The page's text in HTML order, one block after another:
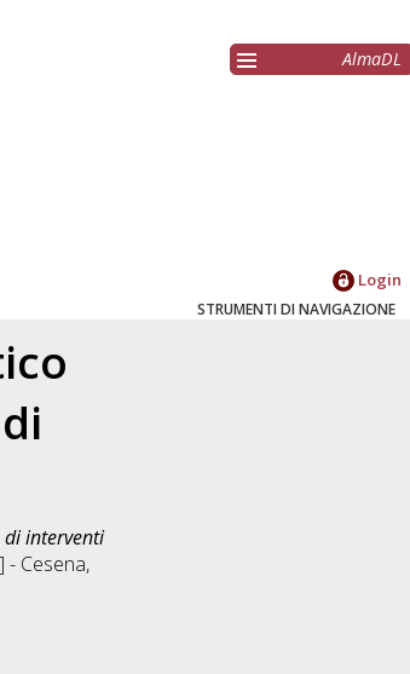
AlmaDL
Login
STRUMENTI DI NAVIGAZIONE
di interventi
Cesena,